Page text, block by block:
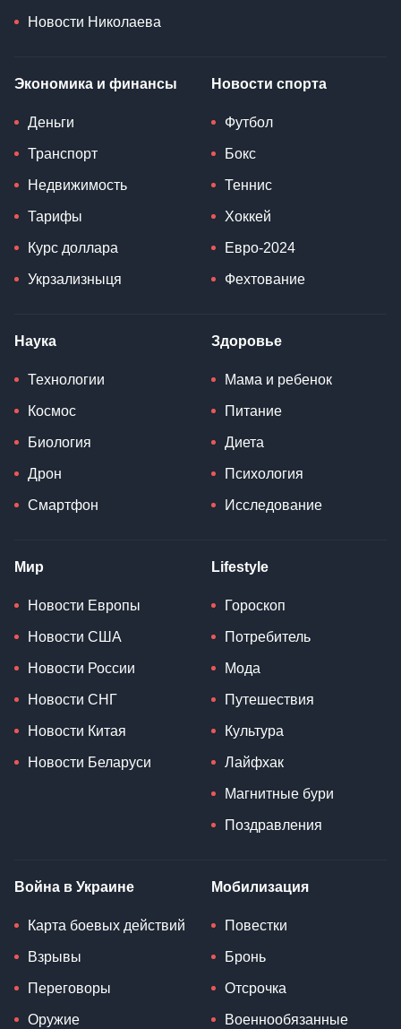
Новости Николаева
Экономика и финансы
Деньги
Транспорт
Недвижимость
Тарифы
Курс доллара
Укрзализныця
Новости спорта
Футбол
Бокс
Теннис
Хоккей
Евро-2024
Фехтование
Наука
Технологии
Космос
Биология
Дрон
Смартфон
Здоровье
Мама и ребенок
Питание
Диета
Психология
Исследование
Мир
Новости Европы
Новости США
Новости России
Новости СНГ
Новости Китая
Новости Беларуси
Lifestyle
Гороскоп
Потребитель
Мода
Путешествия
Культура
Лайфхак
Магнитные бури
Поздравления
Война в Украине
Карта боевых действий
Взрывы
Переговоры
Оружие
Мобилизация
Повестки
Бронь
Отсрочка
Военнообязанные